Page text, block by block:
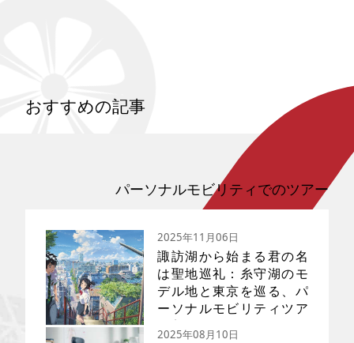
おすすめの記事
パーソナルモビリティでのツアー
2025年11月06日
諏訪湖から始まる君の名
は聖地巡礼：糸守湖のモ
デル地と東京を巡る、パ
ーソナルモビリティツア
ー完全ガイド
2025年08月10日